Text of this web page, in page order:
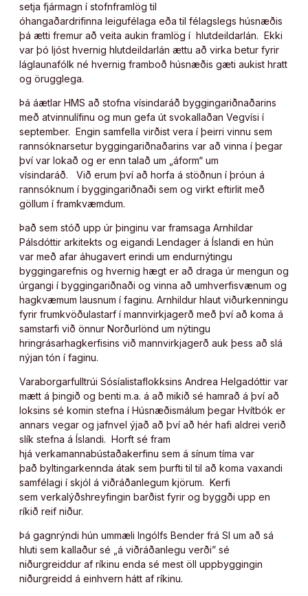
setja fjármagn í stofnframlög til
óhangaðardrifinna leigufélaga eða til félagslegs húsnæðis
þá ætti fremur að veita aukin framlög í hlutdeildarlán. Ekki
var þó ljóst hvernig hlutdeildarlán ættu að virka betur fyrir
láglaunafólk né hvernig framboð húsnæðis gæti aukist hratt
og örugglega.
Þá áætlar HMS að stofna vísindaráð byggingariðnaðarins
með atvinnulífinu og mun gefa út svokallaðan Vegvísi í
september. Engin samfella virðist vera í þeirri vinnu sem
rannsóknarsetur byggingariðnaðarins var að vinna í þegar
því var lokað og er enn talað um „áform“ um
vísindaráð. Við erum því að horfa á stöðnun í þróun á
rannsóknum í byggingariðnaði sem og virkt eftirlit með
göllum í framkvæmdum.
Það sem stóð upp úr þinginu var framsaga Arnhildar
Pálsdóttir arkitekts og eigandi Lendager á Íslandi en hún
var með afar áhugavert erindi um endurnýtingu
byggingarefnis og hvernig hægt er að draga úr mengun og
úrgangi í byggingariðnaði og vinna að umhverfisvænum og
hagkvæmum lausnum í faginu. Arnhildur hlaut viðurkenningu
fyrir frumkvöðulastarf í mannvirkjagerð með því að koma á
samstarfi við önnur Norðurlönd um nýtingu
hringrásarhagkerfisins við mannvirkjagerð auk þess að slá
nýjan tón í faginu.
Varaborgarfulltrúi Sósíalistaflokksins Andrea Helgadóttir var
mætt á þingið og benti m.a. á að mikið sé hamrað á því að
loksins sé komin stefna í Húsnæðismálum þegar Hvítbók er
annars vegar og jafnvel ýjað að því að hér hafi aldrei verið
slík stefna á Íslandi. Horft sé fram
hjá verkamannabústaðakerfinu sem á sínum tíma var
það byltingarkennda átak sem þurfti til til að koma vaxandi
samfélagi í skjól á viðráðanlegum kjörum. Kerfi
sem verkalýðshreyfingin barðist fyrir og byggði upp en
ríkið reif niður.
Þá gagnrýndi hún ummæli Ingólfs Bender frá SI um að sá
hluti sem kallaður sé „á viðráðanlegu verði” sé
niðurgreiddur af ríkinu enda sé mest öll uppbyggingin
niðurgreidd á einhvern hátt af ríkinu.